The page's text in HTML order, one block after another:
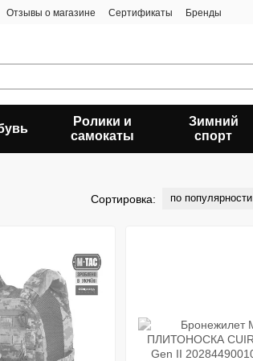
Отзывы о магазине Сертификаты
Бренды
Ролики и
самокаты
Зимний
спорт
Сортировка: по популярности